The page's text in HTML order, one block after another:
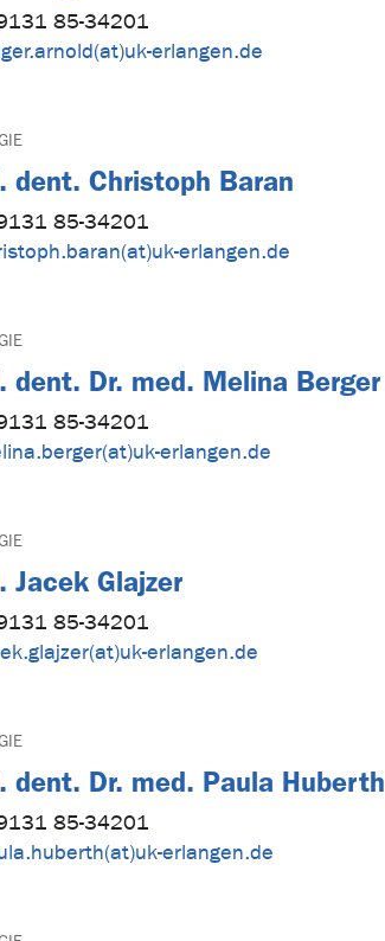
85-34201
erlangen.de
dent. Christoph Baran
85-34201
erlangen.de
dent. Dr. med. Melina Berger
85-34201
erlangen.de
Jacek Glajzer
85-34201
erlangen.de
dent. Dr. med. Paula Huberth
85-34201
erlangen.de